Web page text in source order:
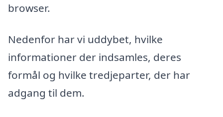
browser.
Nedenfor har vi uddybet, hvilke
informationer der indsamles, deres
formål og hvilke tredjeparter, der har
adgang til dem.